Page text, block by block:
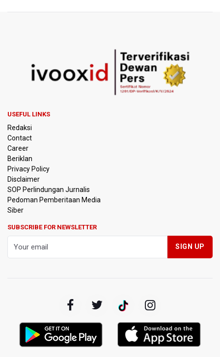
BRIN Kaji Peluang Industri Panel Surya Generasi Baru
Dikembangkan di Indonesia
BKSDA Riau Sebut Seekor Gajah Binaan PLG Minas Mati
Integrasi Teknologi Tol Jelang Libur Nataru
Amnesty International Kecam Penggusuran Paksa Petani
di Luwu Timur, Desak Hentikan Kekerasan terhadap
Warga Berdalih PSN
Kebakaran Landa Blok Bantengan di Kawasan Taman
Nasional Bromo Tengger Semeru, Tiga Jalur Akses
Wisata Ditutup
Malut United Pindah Kandang ke Semarang, Ganti Nama
Kepala BGN Sebut Putusan MK Justru Perkuat Program
Komisi III DPR Masih Matangkan RUU Perampasan Aset,
USEFUL LINKS
Redaksi
Contact
Career
Beriklan
Privacy Policy
Disclaimer
SOP Perlindungan Jurnalis
Pedoman Pemberitaan Media
Siber
SUBSCRIBE FOR NEWSLETTER